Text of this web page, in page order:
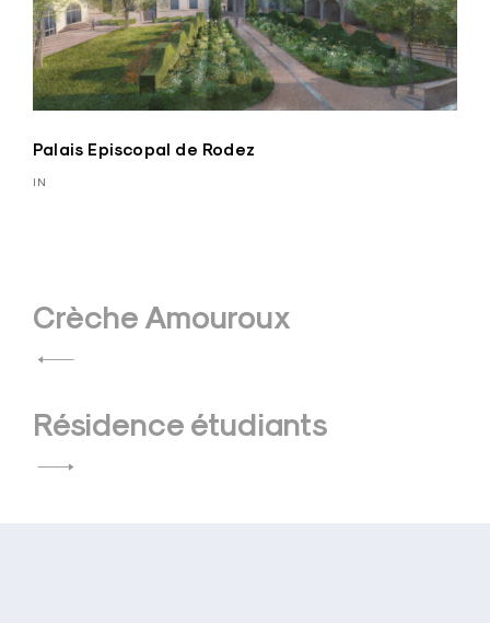
Palais Episcopal de Rodez
IN
Navigation
de
Crèche Amouroux
Résidence étudiants